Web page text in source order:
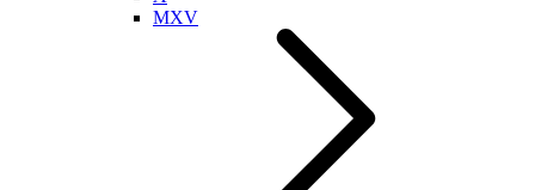
MXV